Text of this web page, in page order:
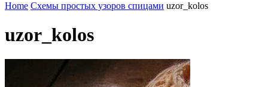
Home Схемы простых узоров спицами uzor_kolos
uzor_kolos